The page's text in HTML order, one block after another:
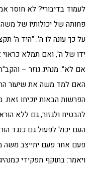
לעמוד בדיבורי? לא חוסר
פחותה של יכולותיו של
על כך עונה לו ה': "היד ה'
ידו של ה', ואם תמלא
אם לא". מנהיג גוזר –
האם למד משה את שיעור
הפרשות הבאות יוכיחו
להבטיח ולגזור, גם ללא
העם יכול לפעול גם כנגד
פעם אחר פעם יתייצב משה
ויאמר: בתוקף תפקידי